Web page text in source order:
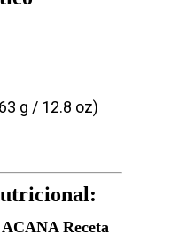
g / 12.8 oz)
Receta
Perros
Gatos
Blog